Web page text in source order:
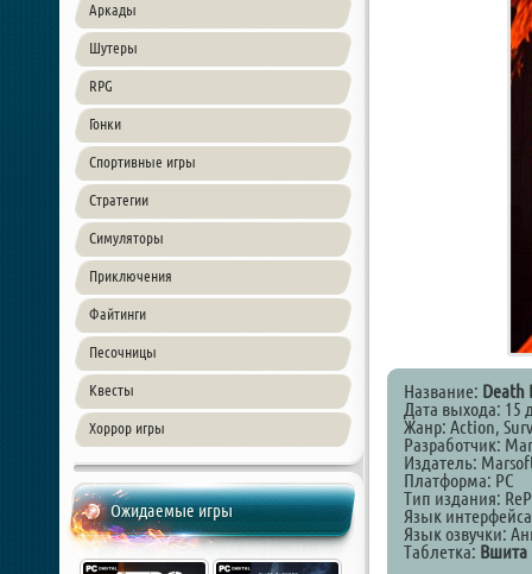
Аркады
Шутеры
RPG
Гонки
Спортивные игры
Стратегии
Симуляторы
Приключения
Файтинги
Песочницы
Квесты
Хоррор игры
Ожидаемые игры
Название: Death
Дата выхода: 15
Жанр: Action,
Разработчик:
Издатель:
Платформа: PC
Тип издания:
Язык
Язык озвучки:
Таблетка: Вшита